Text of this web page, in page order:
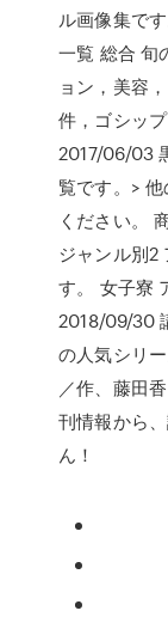
ル画像集で
一覧 総合 旬
ョン，美容
件，ゴシッ
2017/06/03
覧です。>
ください。
ジャンル別2
す。 女子寮
2018/09/30
の人気シリ
／作、藤田
刊情報から
ん！